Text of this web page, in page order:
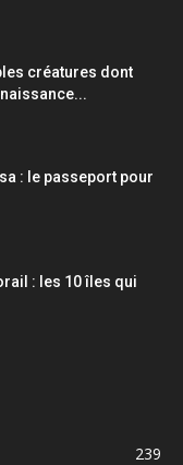
créatures dont
: le passeport pour
: les 10 îles qui
239